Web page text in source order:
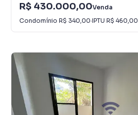
R$ 430.000,00Venda
Condomínio R$ 340,00·IPTU R$ 460,00